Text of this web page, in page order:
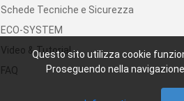
Questo sito utilizza cookie
Proseguendo nella
Schede Tecniche e Sicurezza
ECO-SYSTEM
Video & Tutorial
FAQ